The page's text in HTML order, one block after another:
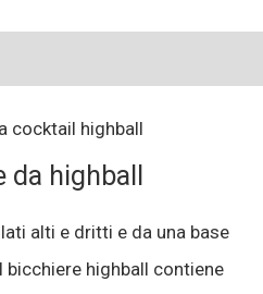
da highball
alti e dritti e da una base
highball contiene